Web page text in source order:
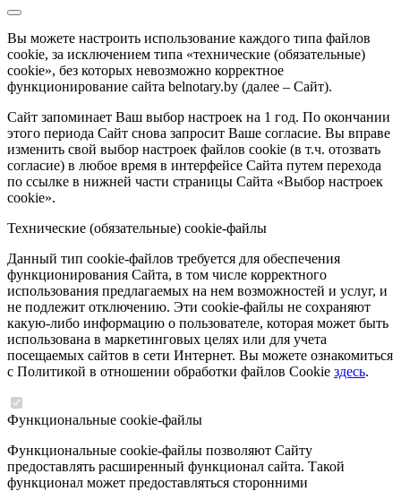
Вы можете настроить использование каждого типа файлов
cookie, за исключением типа «технические (обязательные)
cookie», без которых невозможно корректное
функционирование сайта belnotary.by (далее – Сайт).
Сайт запоминает Ваш выбор настроек на 1 год. По окончании
этого периода Сайт снова запросит Ваше согласие. Вы вправе
изменить свой выбор настроек файлов cookie (в т.ч. отозвать
согласие) в любое время в интерфейсе Сайта путем перехода
по ссылке в нижней части страницы Сайта «Выбор настроек
cookie».
Технические (обязательные) cookie-файлы
Данный тип cookie-файлов требуется для обеспечения
функционирования Сайта, в том числе корректного
использования предлагаемых на нем возможностей и услуг, и
не подлежит отключению. Эти cookie-файлы не сохраняют
какую-либо информацию о пользователе, которая может быть
использована в маркетинговых целях или для учета
посещаемых сайтов в сети Интернет. Вы можете ознакомиться
с Политикой в отношении обработки файлов Cookie здесь.
Функциональные cookie-файлы
Функциональные cookie-файлы позволяют Сайту
предоставлять расширенный функционал сайта. Такой
функционал может предоставляться сторонними